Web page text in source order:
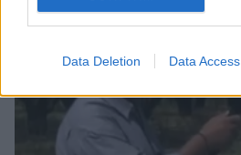
Data Deletion Data Access